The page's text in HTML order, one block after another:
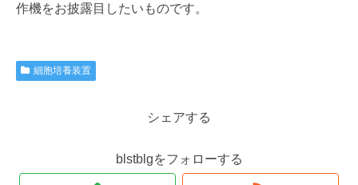
作機をお披露目したいものです。
細胞培養装置
シェアする
blstblgをフォローする